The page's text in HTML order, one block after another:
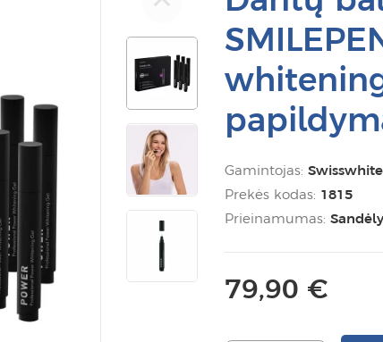
Gamintojas:
Prekės kodas: 1815
Prieinamumas:
79,90 €